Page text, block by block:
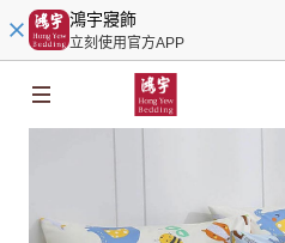
鴻宇寢飾
立刻使用官方APP